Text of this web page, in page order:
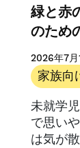
緑と赤
のため
2026年7月
家族向
未就学
で思い
は気が